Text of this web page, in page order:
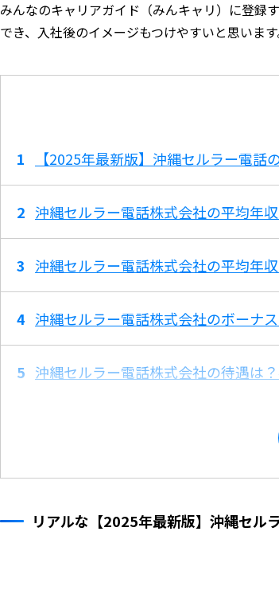
みんなのキャリアガイド（みんキャリ）に登録
でき、入社後のイメージもつけやすいと思います
【2025年最新版】沖縄セルラー電
沖縄セルラー電話株式会社の平均年
沖縄セルラー電話株式会社の平均年
沖縄セルラー電話株式会社のボーナ
沖縄セルラー電話株式会社の待遇は
リアルな【2025年最新版】沖縄セル